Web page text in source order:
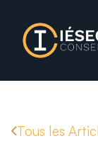
Tous les